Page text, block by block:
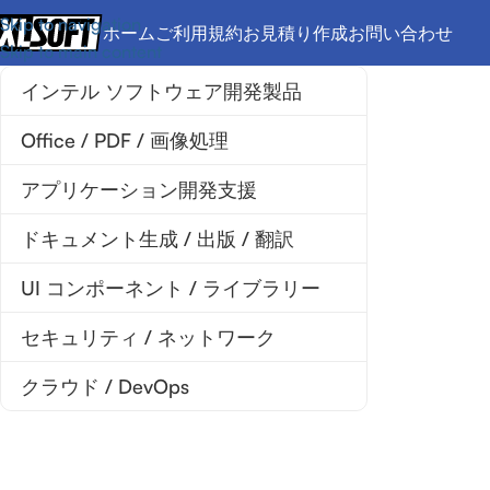
Skip to navigation
Skip to main content
ホーム ご利用規約お見積り作成お問い合わせ
インテル ソフトウェア開発製品
Office / PDF / 画像処理
アプリケーション開発支援
ドキュメント生成 / 出版 / 翻訳
UI コンポーネント / ライブラリー
セキュリティ / ネットワーク
クラウド / DevOps